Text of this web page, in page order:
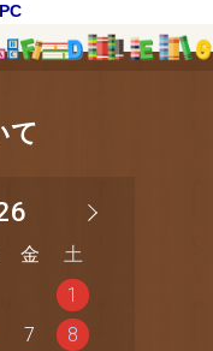
PC
て
金
土
1
7
8